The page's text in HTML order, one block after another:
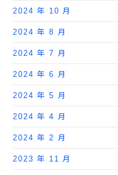
2024 年 10 月
2024 年 8 月
2024 年 7 月
2024 年 6 月
2024 年 5 月
2024 年 4 月
2024 年 2 月
2023 年 11 月